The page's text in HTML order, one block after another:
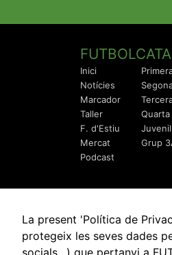
Inici
Notícies
Marcador
Taller
F. d'Estiu
Mercat
Podcast
Quarta
Grup
La present 'Política de
protegeix les seves dades
socials…) que pertanyi a